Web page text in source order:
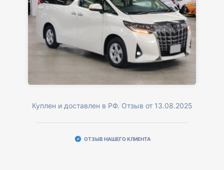
Куплен и доставлен в РФ. Отзыв от 13.08.2025
ОТЗЫВ НАШЕГО КЛИЕНТА